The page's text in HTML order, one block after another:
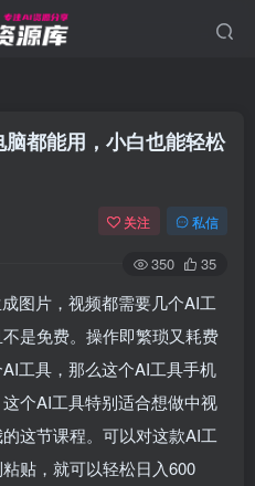
都能用，小白也能轻松
关注 私信
350 35
图片，视频都需要几个AI工
是免费。操作即繁琐又耗费
工具，那么这个AI工具手机
个AI工具特别适合想做中视
这节课程。可以对这款AI工
贴，就可以轻松日入600